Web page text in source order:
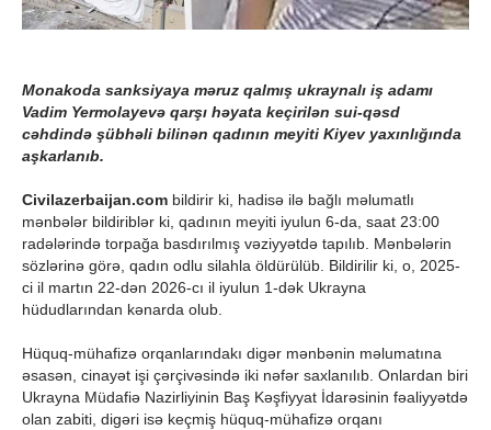
Monakoda sanksiyaya məruz qalmış ukraynalı iş adamı
Vadim Yermolayevə qarşı həyata keçirilən sui-qəsd
cəhdində şübhəli bilinən qadının meyiti Kiyev yaxınlığında
aşkarlanıb.
Civilazerbaijan.com bildirir ki, hadisə ilə bağlı məlumatlı
mənbələr bildiriblər ki, qadının meyiti iyulun 6-da, saat 23:00
radələrində torpağa basdırılmış vəziyyətdə tapılıb. Mənbələrin
sözlərinə görə, qadın odlu silahla öldürülüb. Bildirilir ki, o, 2025-
ci il martın 22-dən 2026-cı il iyulun 1-dək Ukrayna
hüdudlarından kənarda olub.
Hüquq-mühafizə orqanlarındakı digər mənbənin məlumatına
əsasən, cinayət işi çərçivəsində iki nəfər saxlanılıb. Onlardan biri
Ukrayna Müdafiə Nazirliyinin Baş Kəşfiyyat İdarəsinin fəaliyyətdə
olan zabiti, digəri isə keçmiş hüquq-mühafizə orqanı